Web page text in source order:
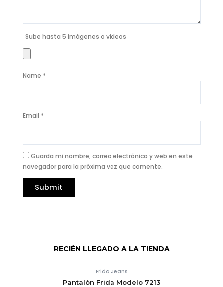
Sube hasta 5 imágenes o videos
Name *
Email *
Guarda mi nombre, correo electrónico y web en este
navegador para la próxima vez que comente.
RECIÉN LLEGADO A LA TIENDA
Frida Jeans
Pantalón Frida Modelo 7213